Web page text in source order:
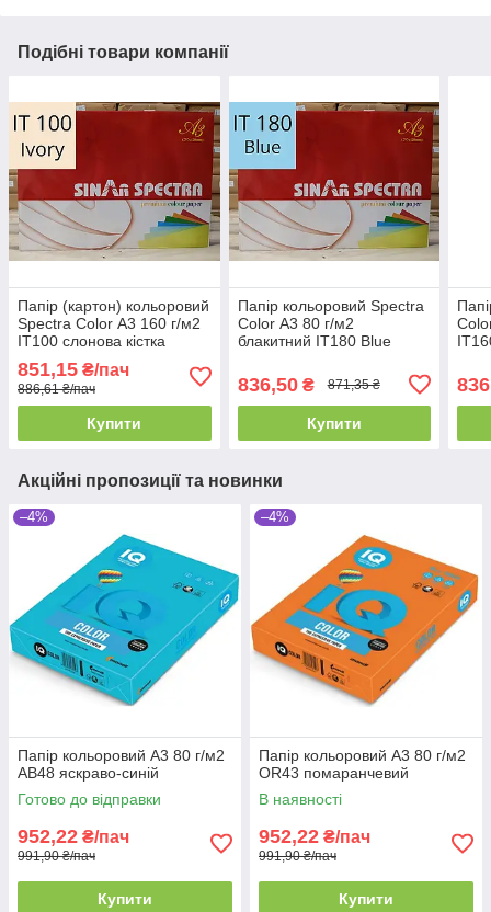
Подібні товари компанії
Папір (картон) кольоровий
Spectra Color А3 160 г/м2
IT100 слонова кістка
851,15 ₴/пач
886,61 ₴/пач
Купити
Папір кольоровий Spectra
Color А3 80 г/м2
блакитний IT180 Blue
836,50₴ 871,35 ₴
Купити
Акційні пропозиції та новинки
–4%
Папір кольоровий А3 80 г/м2
AB48 яскраво-синій
Готово до відправки
952,22 ₴/пач
991,90 ₴/пач
Купити
–4%
Папір кольоровий А3 80 г/м2
OR43 помаранчевий
В наявності
952,22 ₴/пач
991,90 ₴/пач
Купити